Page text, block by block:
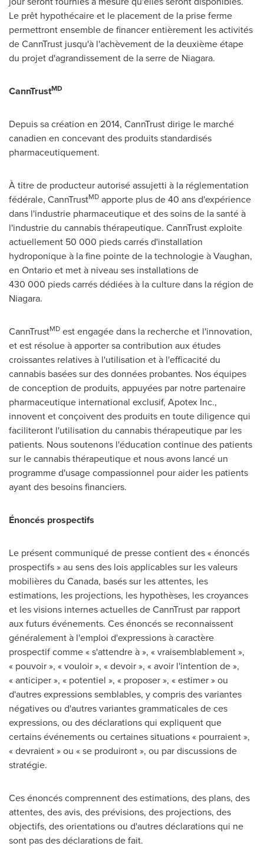
Le prêt hypothécaire et le placement de la prise ferme
permettront ensemble de financer entièrement les activités
de CannTrust jusqu'à l'achèvement de la deuxième étape
du projet d'agrandissement de la serre de Niagara.
CannTrustMD
Depuis sa création en 2014, CannTrust dirige le marché
canadien en concevant des produits standardisés
pharmaceutiquement.
À titre de producteur autorisé assujetti à la réglementation
fédérale, CannTrustMD apporte plus de 40 ans d'expérience
dans l'industrie pharmaceutique et des soins de la santé à
l'industrie du cannabis thérapeutique. CannTrust exploite
actuellement 50 000 pieds carrés d'installation
hydroponique à la fine pointe de la technologie à Vaughan,
en Ontarioet met à niveau ses installations de
430 000 pieds carrés dédiées à la culture dans la région de
Niagara.
CannTrustMD est engagée dans la recherche et l'innovation,
et est résolue à apporter sa contribution aux études
croissantes relatives à l'utilisation et à l'efficacité du
cannabis basées sur des données probantes. Nos équipes
de conception de produits, appuyées par notre partenaire
pharmaceutique international exclusif, Apotex Inc.,
innovent et conçoivent des produits en toute diligence qui
faciliteront l'utilisation du cannabis thérapeutique par les
patients. Nous soutenons l'éducation continue des patients
sur le cannabis thérapeutique et nous avons lancé un
programme d'usage compassionnel pour aider les patients
ayant des besoins financiers.
Énoncés prospectifs
Le présent communiqué de presse contient des « énoncés
prospectifs » au sens des lois applicables sur les valeurs
mobilières du Canada, basés sur les attentes, les
estimations, les projections, les hypothèses, les croyances
et les visions internes actuelles de CannTrust par rapport
aux futurs événements. Ces énoncés se reconnaissent
généralement à l'emploi d'expressions à caractère
prospectif comme « s'attendre à », « vraisemblablement »,
« pouvoir », « vouloir », « devoir », « avoir l'intention de »,
« anticiper », « potentiel », « proposer », « estimer » ou
d'autres expressions semblables, y compris des variantes
négatives ou d'autres variantes grammaticales de ces
expressions, ou des déclarations qui expliquent que
certains événements ou certaines situations « pourraient »,
« devraient » ou « se produiront », ou par discussions de
stratégie.
Ces énoncés comprennent des estimations, des plans, des
attentes, des avis, des prévisions, des projections, des
objectifs, des orientations ou d'autres déclarations qui ne
sont pas des déclarations de fait.